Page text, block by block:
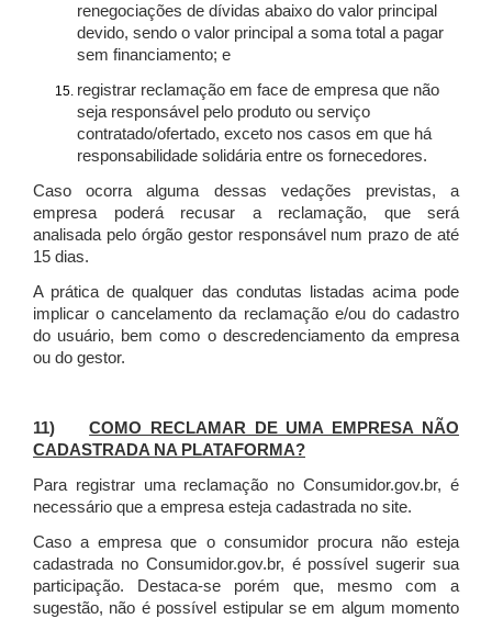
renegociações de dívidas abaixo do valor principal
devido, sendo o valor principal a soma total a pagar
sem financiamento; e
registrar reclamação em face de empresa que não
seja responsável pelo produto ou serviço
contratado/ofertado, exceto nos casos em que há
responsabilidade solidária entre os fornecedores.
Caso ocorra alguma dessas vedações previstas, a
empresa poderá recusar a reclamação, que será
analisada pelo órgão gestor responsável num prazo de até
15 dias.
A prática de qualquer das condutas listadas acima pode
implicar o cancelamento da reclamação e/ou do cadastro
do usuário, bem como o descredenciamento da empresa
ou do gestor.
11)COMO RECLAMAR DE UMA EMPRESA NÃO
CADASTRADA NA PLATAFORMA?
Para registrar uma reclamação no Consumidor.gov.br, é
necessário que a empresa esteja cadastrada no site.
Caso a empresa que o consumidor procura não esteja
cadastrada no Consumidor.gov.br, é possível sugerir sua
participação. Destaca-se porém que, mesmo com a
sugestão, não é possível estipular se em algum momento